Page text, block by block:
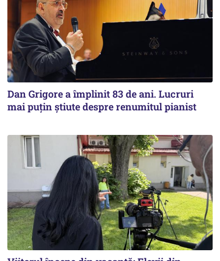
Dan Grigore a împlinit 83 de ani. Lucruri
mai puțin știute despre renumitul pianist